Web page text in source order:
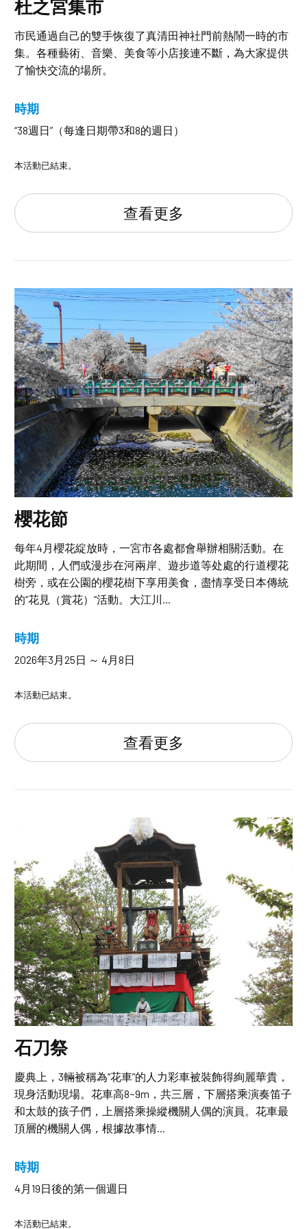
杜之宮集市
市民通過自己的雙手恢復了真清田神社門前熱鬧一時的市
集。各種藝術、音樂、美食等小店接連不斷，為大家提供
了愉快交流的場所。
時期
“38週日”（每逢日期帶3和8的週日）
本活動已結束。
查看更多
櫻花節
每年4月櫻花綻放時，一宮市各處都會舉辦相關活動。在
此期間，人們或漫步在河兩岸、遊步道等处處的行道櫻花
樹旁，或在公園的櫻花樹下享用美食，盡情享受日本傳統
的“花見（賞花）”活動。大江川...
時期
2026年3月25日 ～ 4月8日
本活動已結束。
查看更多
石刀祭
慶典上，3輛被稱為“花車”的人力彩車被裝飾得絢麗華貴，
現身活動現場。花車高8~9m，共三層，下層搭乘演奏笛子
和太鼓的孩子們，上層搭乘操縱機關人偶的演員。花車最
頂層的機關人偶，根據故事情...
時期
4月19日後的第一個週日
本活動已結束。